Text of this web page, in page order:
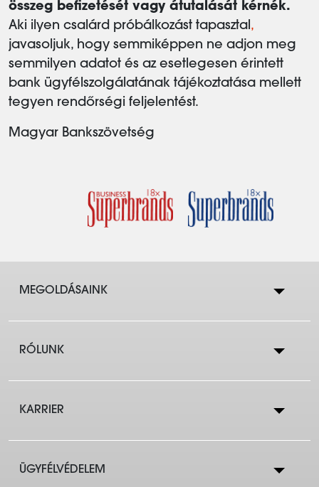
összeg befizetését vagy átutalását kérnék.
Aki ilyen csalárd próbálkozást tapasztal,
javasoljuk, hogy semmiképpen ne adjon meg
semmilyen adatot és az esetlegesen érintett
bank ügyfélszolgálatának tájékoztatása mellett
tegyen rendőrségi feljelentést.
Magyar Bankszövetség
MEGOLDÁSAINK
Lakástakarék
RÓLUNK
Cégtörténet
KARRIER
Állások a központban
ÜGYFÉLVÉDELEM